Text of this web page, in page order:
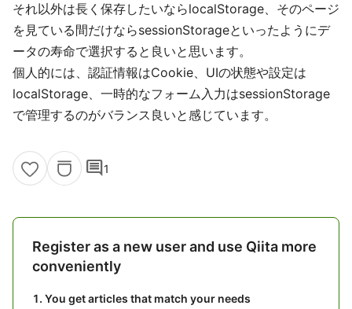
それ以外は長く保存したいならlocalStorage、そのページ
を見ている間だけならsessionStorageといったようにデ
ータの寿命で選択すると良いと思います。
個人的には、認証情報はCookie、UIの状態や設定は
localStorage、一時的なフォーム入力はsessionStorage
で管理するのがバランス良いと感じています。
comment1
Register as a new user and use Qiita more
conveniently
You get articles that match your needs